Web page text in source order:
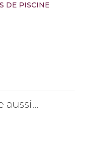
DE PISCINE
aussi…